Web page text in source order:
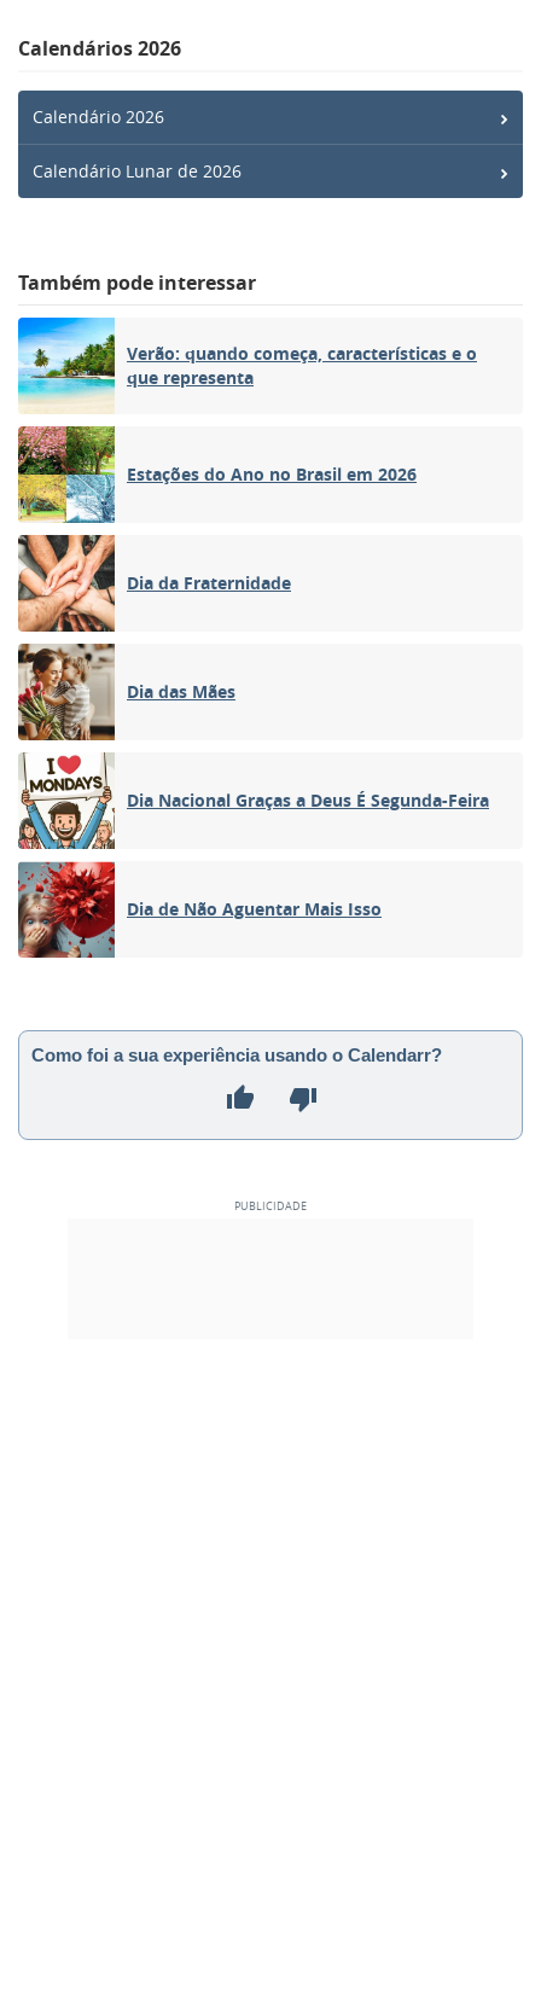
Calendários 2026
Calendário 2026
Calendário Lunar de 2026
Também pode interessar
Verão: quando começa, características e o
que representa
Estações do Ano no Brasil em 2026
Dia da Fraternidade
Dia das Mães
Dia Nacional Graças a Deus É Segunda-Feira
Dia de Não Aguentar Mais Isso
Como foi a sua experiência usando o Calendarr?